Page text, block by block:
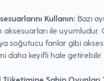
Kullanın: Bazı
aksesuarları ile uyumludur.
soğutucu fanlar gibi
daha keyifli hale getirebilir.